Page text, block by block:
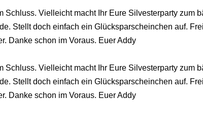
Schluss. Vielleicht macht Ihr Eure Silvesterparty zum
Stellt doch einfach ein Glücksparscheinchen auf.
Danke schon im Voraus. Euer Addy
Schluss. Vielleicht macht Ihr Eure Silvesterparty zum
Stellt doch einfach ein Glücksparscheinchen auf.
Danke schon im Voraus. Euer Addy